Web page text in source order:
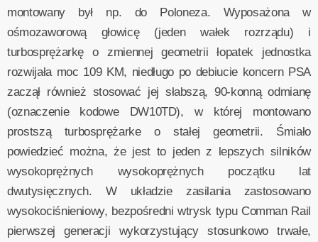
montowany był np. do Poloneza. Wyposażona w
ośmozaworową głowicę (jeden wałek rozrządu) i
turbosprężarkę o zmiennej geometrii łopatek jednostka
rozwijała moc 109 KM, niedługo po debiucie koncern PSA
zaczął również stosować jej słabszą, 90-konną odmianę
(oznaczenie kodowe DW10TD), w której montowano
prostszą turbosprężarke o stałej geometrii. Śmiało
powiedzieć można, że jest to jeden z lepszych silników
wysokoprężnych wysokoprężnych początku lat
dwutysięcznych. W układzie zasilania zastosowano
wysokociśnieniowy, bezpośredni wtrysk typu Comman Rail
pierwszej generacji wykorzystujący stosunkowo trwałe,